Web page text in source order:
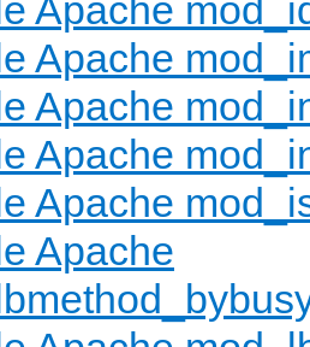
Apache
Apache
Apache
Apache
Apache
Apache